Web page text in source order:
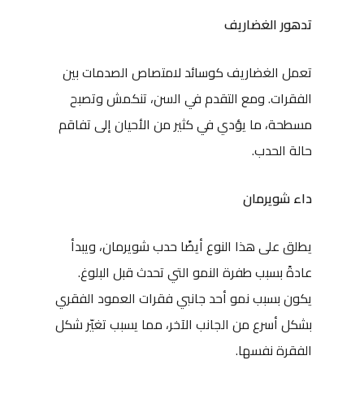
تدهور الغضاريف
تعمل الغضاريف كوسائد لامتصاص الصدمات بين
الفقرات. ومع التقدم في السن، تنكمش وتصبح
مسطحة، ما يؤدي في كثير من الأحيان إلى تفاقم
حالة الحدب.
داء شويرمان
يطلق على هذا النوع أيضًا حدب شويرمان، ويبدأ
عادةً بسبب طفرة النمو التي تحدث قبل البلوغ.
يكون بسبب نمو أحد جانبي فقرات العمود الفقري
بشكل أسرع من الجانب الآخر، مما يسبب تغيّر شكل
الفقرة نفسها.